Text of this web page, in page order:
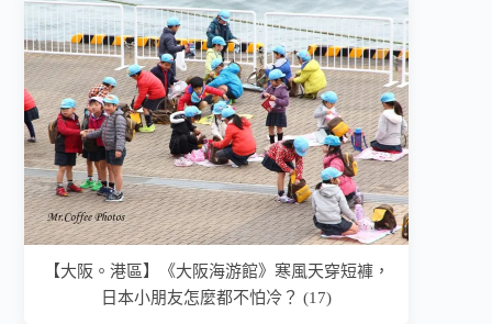
【大阪。港區】《大阪海游館》寒風天穿短褲，
日本小朋友怎麼都不怕冷？ (17)